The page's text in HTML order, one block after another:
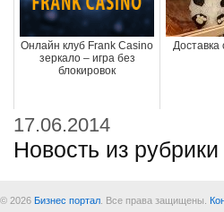
Онлайн клуб Frank Casino
зеркало – игра без
блокировок
Доставка
17.06.2014
Новость из рубрики
© 2026 Бизнес портал . Все права защищены.